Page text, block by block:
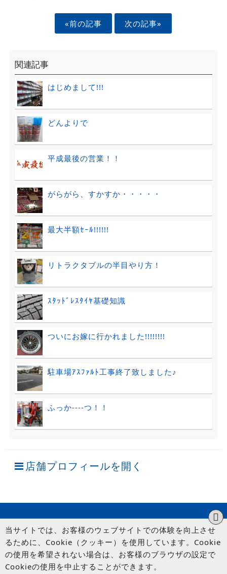
«前の記事 次の記事»
関連記事
はじめまして!!!
どんよりで
平成最後の営業！！
がらがら、すかすか・・・・・
最大半額ｾｰﾙ!!!!!!
リトラクタブルの半目やり方！
ｽﾀｯﾄﾞﾚｽﾀｲﾔ基礎知識
ついにお嫁に行かれました!!!!!!!!
駐車場ｱｽﾌｧﾙﾄ工事終了致しました♪
ふっか----つ！！
店舗プロフィールを開く
当サイトでは、お客様のウェブサイトでの体験を向上させ
るために、Cookie（クッキー）を使用しています。Cookie
の使用を希望されない場合は、お客様のブラウザの設定で
Cookieの使用を中止することができます。